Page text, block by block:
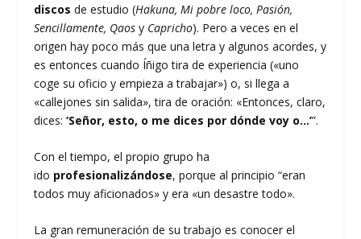
discos de estudio (Hakuna, Mi pobre loco, Pasión,
Sencillamente, Qaos y Capricho). Pero a veces en el
origen hay poco más que una letra y algunos acordes, y
es entonces cuando Íñigo tira de experiencia («uno
coge su oficio y empieza a trabajar») o, si llega a
«callejones sin salida», tira de oración: «Entonces, claro,
dices:‘Señor, esto, o me dices por dónde voy o…’”.
Con el tiempo, el propio grupo ha
ido profesionalizándose, porque al principio “eran
todos muy aficionados» y era «un desastre todo».
La gran remuneración de su trabajo es conocer el